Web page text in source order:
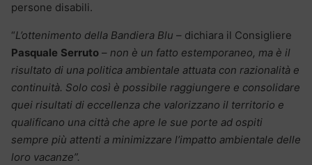
persone disabili.
“L’ottenimento della Bandiera Blu – dichiara il Consigliere
Pasquale Serruto – non è un fatto estemporaneo, ma è il
risultato di una politica ambientale attuata con razionalità e
continuità. Solo così è possibile raggiungere e consolidare
quei risultati di eccellenza che valorizzano il territorio e
qualificano una città che apre le sue porte ad ospiti
sempre più attenti a minimizzare l’impatto ambientale delle
loro vacanze”.